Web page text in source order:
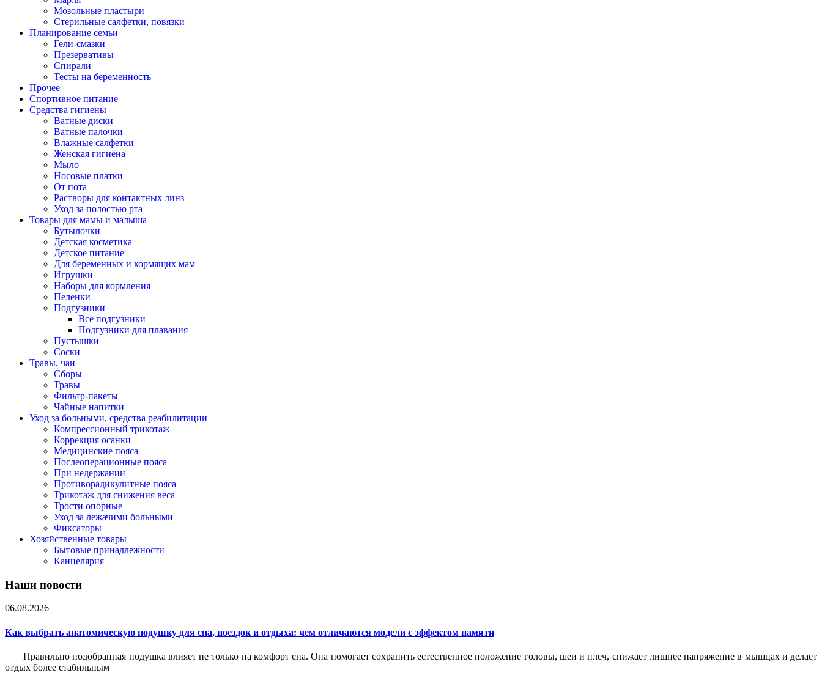
Мозольные пластыри
Стерильные салфетки, повязки
Планирование семьи
Гели-смазки
Презервативы
Спирали
Тесты на беременность
Прочее
Спортивное питание
Средства гигиены
Ватные диски
Ватные палочки
Влажные салфетки
Женская гигиена
Мыло
Носовые платки
От пота
Растворы для контактных линз
Уход за полостью рта
Товары для мамы и малыша
Бутылочки
Детская косметика
Детское питание
Для беременных и кормящих мам
Игрушки
Наборы для кормления
Пеленки
Подгузники
Все подгузники
Подгузники для плавания
Пустышки
Соски
Травы, чаи
Сборы
Травы
Фильтр-пакеты
Чайные напитки
Уход за больными, средства реабилитации
Компрессионный трикотаж
Коррекция осанки
Медицинские пояса
Послеоперационные пояса
При недержании
Противорадикулитные пояса
Трикотаж для снижения веса
Трости опорные
Уход за лежачими больными
Фиксаторы
Хозяйственные товары
Бытовые принадлежности
Канцелярия
Наши новости
06.08.2026
Как выбрать анатомическую подушку для сна, поездок и отдыха: чем отличаются модели с эффектом памяти
Правильно подобранная подушка влияет не только на комфорт сна. Она помогает сохранить естественное положение головы, шеи и плеч, снижает лишнее напряжение в мышцах и делает
отдых более стабильным